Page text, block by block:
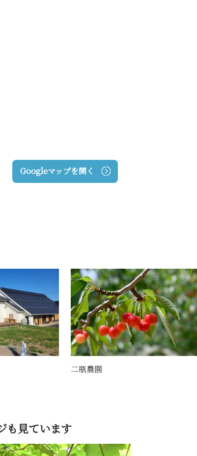
Googleマップを開く
鶴布山 珍蔵寺（曹洞宗 ）/ 置賜三十
も見ています